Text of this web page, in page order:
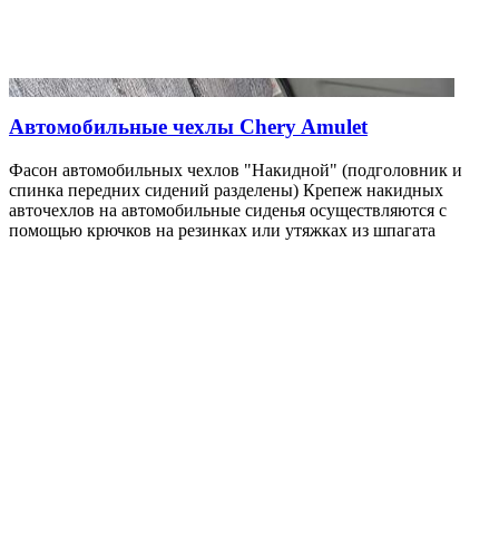
Автомобильные чехлы Chery Amulet
Фасон автомобильных чехлов "Накидной" (подголовник и
спинка передних сидений разделены) Крепеж накидных
авточехлов на автомобильные сиденья осуществляются с
помощью крючков на резинках или утяжках из шпагата